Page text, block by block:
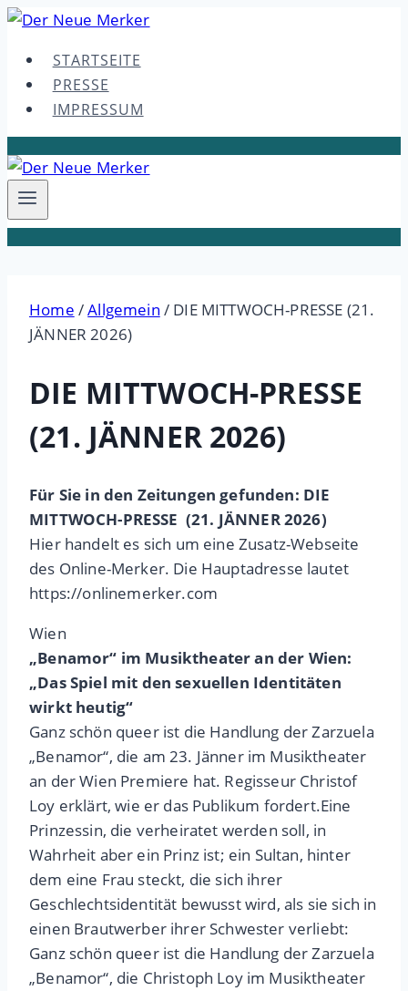
Skip
contentSTARTSEITE
PRESSE
IMPRESSUM
Home /Allgemein / DIE MITTWOCH-PRESSE (21.
JÄNNER 2026)
DIE MITTWOCH-PRESSE
(21. JÄNNER 2026)
Für Sie in den Zeitungen gefunden: DIE
MITTWOCH-PRESSE (21. JÄNNER 2026)
Hier handelt es sich um eine Zusatz-Webseite
des Online-Merker. Die Hauptadresse lautet
https://onlinemerker.com
Wien
„Benamor“ im Musiktheater an der Wien:
„Das Spiel mit den sexuellen Identitäten
wirkt heutig“
Ganz schön queer ist die Handlung der Zarzuela
„Benamor“, die am 23. Jänner im Musiktheater
an der Wien Premiere hat. Regisseur Christof
Loy erklärt, wie er das Publikum fordert.Eine
Prinzessin, die verheiratet werden soll, in
Wahrheit aber ein Prinz ist; ein Sultan, hinter
dem eine Frau steckt, die sich ihrer
Geschlechtsidentität bewusst wird, als sie sich in
einen Brautwerber ihrer Schwester verliebt:
Ganz schön queer ist die Handlung der Zarzuela
„Benamor“, die Christoph Loy im Musiktheater